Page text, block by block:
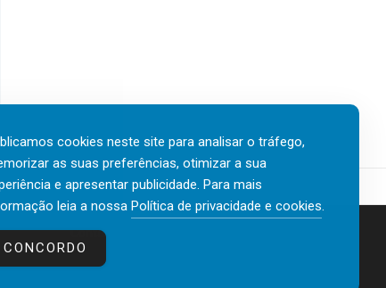
Contactos
cookies neste site para analisar o tráfego,
as suas preferências, otimizar a sua
e apresentar publicidade. Para mais
leia a nossa Política de privacidade e cookies.
CONCORDO